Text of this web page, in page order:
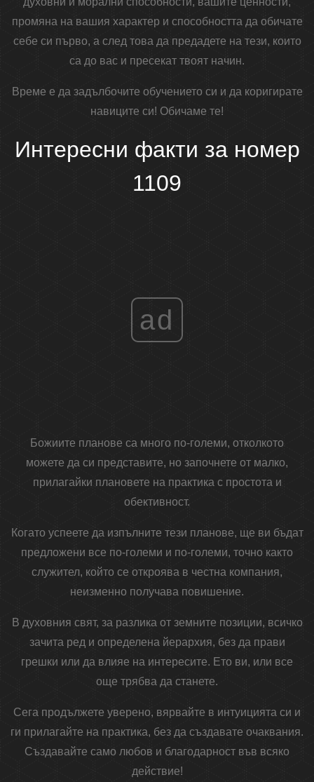
промяна на вашия характер и способността да обичате
себе си първо, а след това да предадете на тези, които
са до вас и пресекат твоят начин.
Време е да задълбочите обучението си и да коригирате
навиците си! Обичаме те!
Интересни факти за номер
1109
ad
Божиите планове са много по-големи, отколкото
можете да си представите, но започнете от малко,
прилагайки плановете на практика с простота и
обективност.
Когато успеете да изпълните тези планове, ще ви бъдат
предложени все по-големи и по-големи, точно както
служител, който се откроява в честна компания,
неизменно получава повишение.
В духовния свят, за разлика от земните позиции, всичко
зачита ред и определена йерархия, без да прави
грешки или да влияе на интересите. Ето ви, или все
още трябва да станете.
Сега продължете уверено, вярвайте в интуицията си и
ги прилагайте на практика, без да създавате очаквания.
Създавайте само любов и благодарност във всяко
действие!